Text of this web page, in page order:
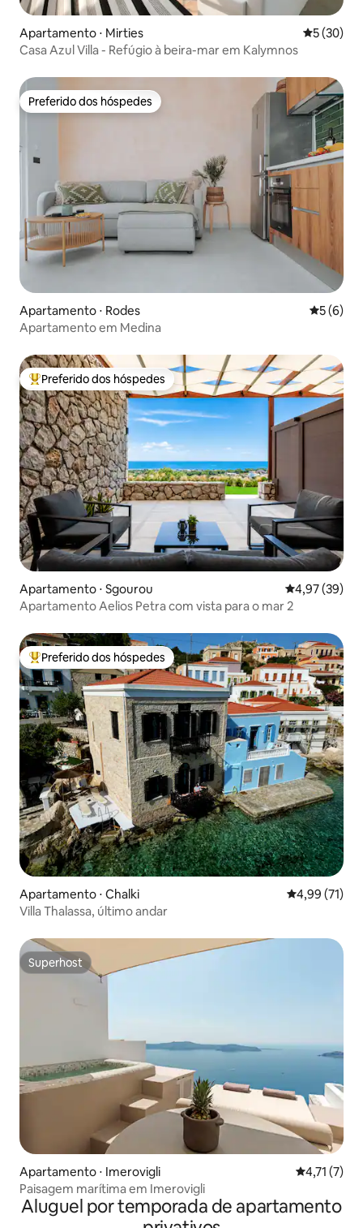
Apartamento ⋅ Mirties 5 de uma
5 (30)
Casa Azul Villa - Refúgio à beira-mar em Kalymnos
Preferido dos hóspedes
Preferido dos hóspedes
Apartamento ⋅ Rodes 5 de
5 (6)
Apartamento em Medina
Entre os melhores preferidos dos hóspedes
Preferido dos hóspedes
Apartamento ⋅ Sgourou 4,97 de uma
4,97 (39)
Apartamento Aelios Petra com vista para o mar 2
Entre os melhores preferidos dos hóspedes
Preferido dos hóspedes
Apartamento ⋅ Chalki 4,99 de uma
4,99 (71)
Villa Thalassa, último andar
Superhost
Superhost
Apartamento ⋅ Imerovigli 4,71 de
4,71 (7)
Paisagem marítima em Imerovigli
Aluguel por temporada de apartamento